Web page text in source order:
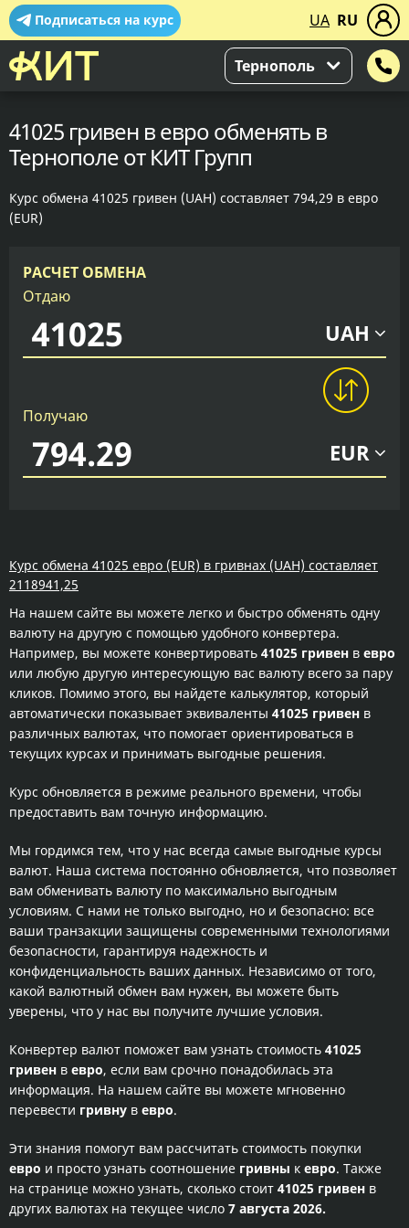
Подписаться на курс UA RU
Тернополь
41025 гривен в евро обменять в
Тернополе от КИТ Групп
Курс обмена 41025 гривен (UAH) составляет 794,29 в евро
(EUR)
РАСЧЕТ ОБМЕНА
Отдаю
UAH
Получаю
EUR
Курс обмена 41025 евро (EUR) в гривнах (UAH) составляет
2118941,25
На нашем сайте вы можете легко и быстро обменять одну
валюту на другую с помощью удобного конвертера.
Например, вы можете конвертировать 41025 гривен в евро
или любую другую интересующую вас валюту всего за пару
кликов. Помимо этого, вы найдете калькулятор, который
автоматически показывает эквиваленты 41025 гривен в
различных валютах, что помогает ориентироваться в
текущих курсах и принимать выгодные решения.
Курс обновляется в режиме реального времени, чтобы
предоставить вам точную информацию.
Мы гордимся тем, что у нас всегда самые выгодные курсы
валют. Наша система постоянно обновляется, что позволяет
вам обменивать валюту по максимально выгодным
условиям. С нами не только выгодно, но и безопасно: все
ваши транзакции защищены современными технологиями
безопасности, гарантируя надежность и
конфиденциальность ваших данных. Независимо от того,
какой валютный обмен вам нужен, вы можете быть
уверены, что у нас вы получите лучшие условия.
Конвертер валют поможет вам узнать стоимость 41025
гривен в евро, если вам срочно понадобилась эта
информация. На нашем сайте вы можете мгновенно
перевести гривну в евро.
Эти знания помогут вам рассчитать стоимость покупки
евро и просто узнать соотношение гривны к евро. Также
на странице можно узнать, сколько стоит 41025 гривен в
других валютах на текущее число 7 августа 2026.